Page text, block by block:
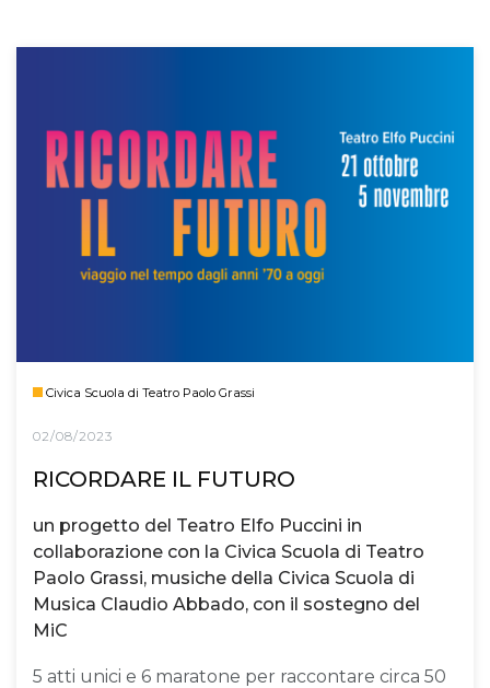
Civica Scuola di Teatro Paolo Grassi
02/08/2023
RICORDARE IL FUTURO
un progetto del Teatro Elfo Puccini in
collaborazione con la Civica Scuola di Teatro
Paolo Grassi, musiche della Civica Scuola di
Musica Claudio Abbado, con il sostegno del
MiC
5 atti unici e 6 maratone per raccontare circa 50